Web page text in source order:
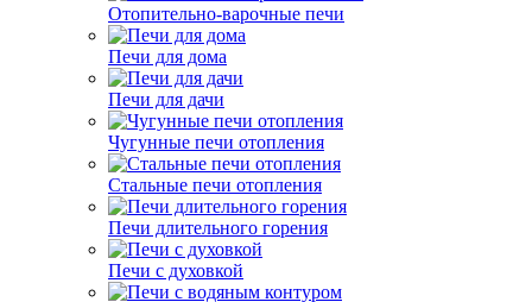
Отопительно-варочные печи
Печи для дома
Печи для дачи
Чугунные печи отопления
Стальные печи отопления
Печи длительного горения
Печи с духовкой